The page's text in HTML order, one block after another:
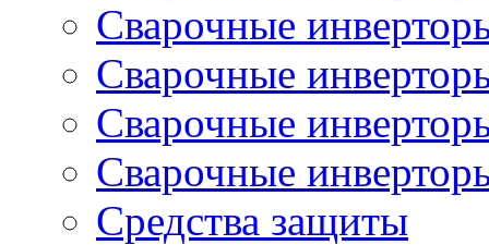
Сварочные
Сварочные
Сварочные
Сварочные
Средства защиты